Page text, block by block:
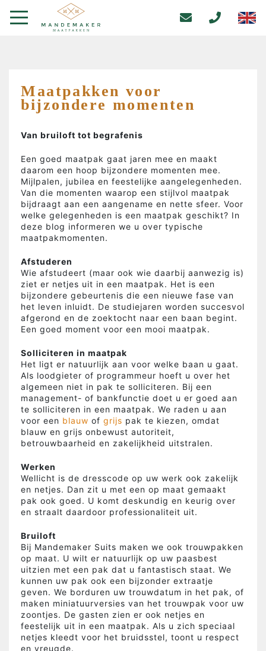
Maatpakken voor
bijzondere momenten
Van bruiloft tot begrafenis
Een goed maatpak gaat jaren mee en maakt
daarom een hoop bijzondere momenten mee.
Mijlpalen, jubilea en feestelijke aangelegenheden.
Van die momenten waarop een stijlvol maatpak
bijdraagt aan een aangename en nette sfeer. Voor
welke gelegenheden is een maatpak geschikt? In
deze blog informeren we u over typische
maatpakmomenten.
Afstuderen
Wie afstudeert (maar ook wie daarbij aanwezig is)
ziet er netjes uit in een maatpak. Het is een
bijzondere gebeurtenis die een nieuwe fase van
het leven inluidt. De studiejaren worden succesvol
afgerond en de zoektocht naar een baan begint.
Een goed moment voor een mooi maatpak.
Solliciteren in maatpak
Het ligt er natuurlijk aan voor welke baan u gaat.
Als loodgieter of programmeur hoeft u over het
algemeen niet in pak te solliciteren. Bij een
management- of bankfunctie doet u er goed aan
te solliciteren in een maatpak. We raden u aan
voor een blauw of grijs pak te kiezen, omdat
blauw en grijs onbewust autoriteit,
betrouwbaarheid en zakelijkheid uitstralen.
Werken
Wellicht is de dresscode op uw werk ook zakelijk
en netjes. Dan zit u met een op maat gemaakt
pak ook goed. U komt deskundig en keurig over
en straalt daardoor professionaliteit uit.
Bruiloft
Bij Mandemaker Suits maken we ook trouwpakken
op maat. U wilt er natuurlijk op uw paasbest
uitzien met een pak dat u fantastisch staat. We
kunnen uw pak ook een bijzonder extraatje
geven. We borduren uw trouwdatum in het pak, of
maken miniatuurversies van het trouwpak voor uw
zoontjes. De gasten zien er ook netjes en
feestelijk uit in een maatpak. Als u zich speciaal
netjes kleedt voor het bruidsstel, toont u respect
en vreugde.